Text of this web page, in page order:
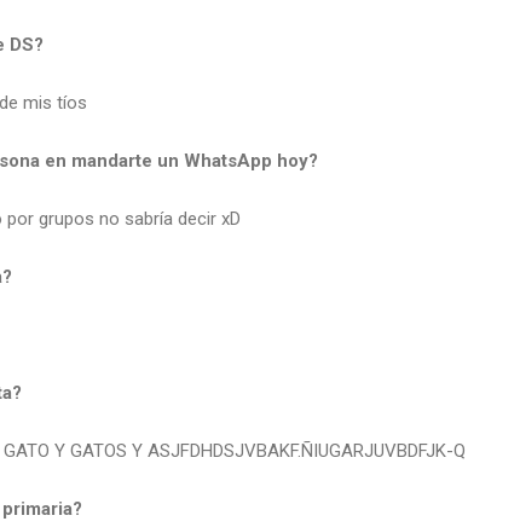
DS?
mis tíos
en mandarte un WhatsApp hoy?
por grupos no sabría decir xD
Y GATOS Y ASJFDHDSJVBAKF.ÑIUGARJUVBDFJK-Q